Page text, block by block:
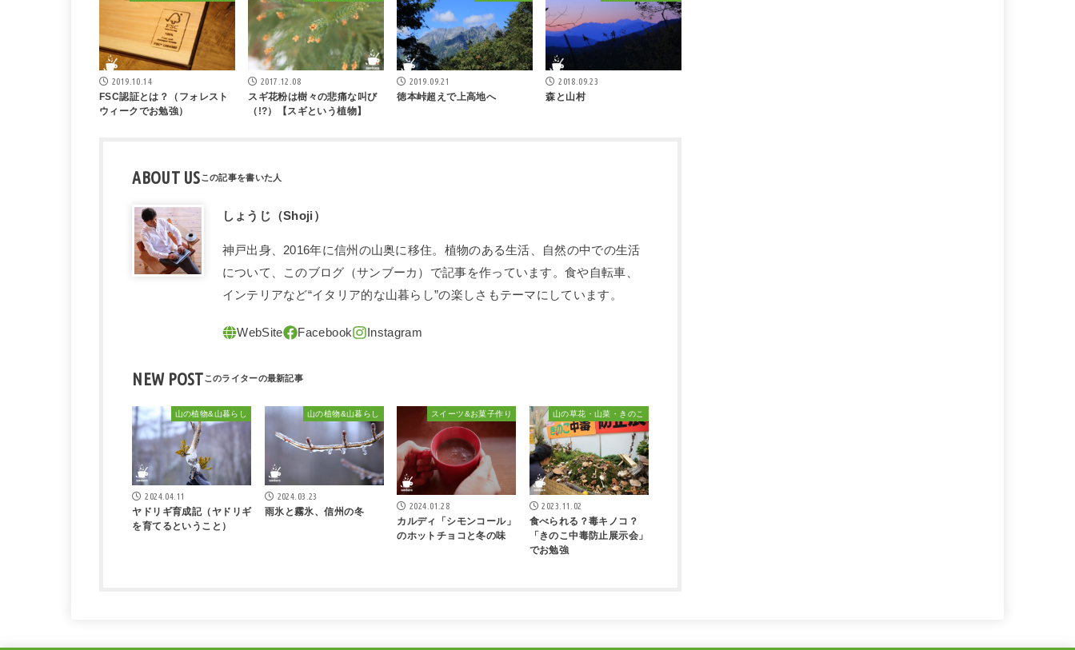
2019.10.14
FSC認証とは？（フォレスト
ウィークでお勉強）
2017.12.08
スギ花粉は樹々の悲痛な叫び
（!?）【スギという植物】
2019.09.21
徳本峠超えで上高地へ
2018.09.23
森と山村
ABOUT US
しょうじ（Shoji）
神戸出身、2016年に信州の山奥に移住。植物のある生活、自然の中での生活
について、このブログ（サンブーカ）で記事を作っています。食や自転車、
インテリアなど“イタリア的な山暮らし”の楽しさもテーマにしています。
NEW POST
山の植物&山暮らし
2024.04.11
ヤドリギ育成記（ヤドリギ
を育てるということ）
山の植物&山暮らし
2024.03.23
雨氷と霧氷、信州の冬
スイーツ&お菓子作り
2024.01.28
カルディ「シモンコール」
のホットチョコと冬の味
山の草花・山菜・きのこ
2023.11.02
食べられる？毒キノコ？
「きのこ中毒防止展示会」
でお勉強